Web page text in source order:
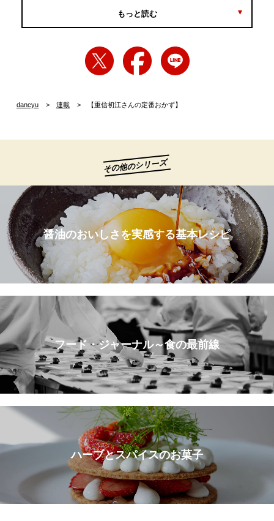
もっと読む
dancyu 連載 【重信初江さんの定番おかず】
その他のシリーズ
醤油のおいしさを実感する基本レシピ
フード・ジャーナル～食の最前線
ハーブとスパイスのお菓子